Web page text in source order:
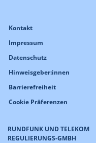
RUNDFUNK UND TELEKOM
REGULIERUNGS-GMBH
Kontakt
Impressum
Datenschutz
Hinweisgeber:innen
Barrierefreiheit
Cookie Präferenzen